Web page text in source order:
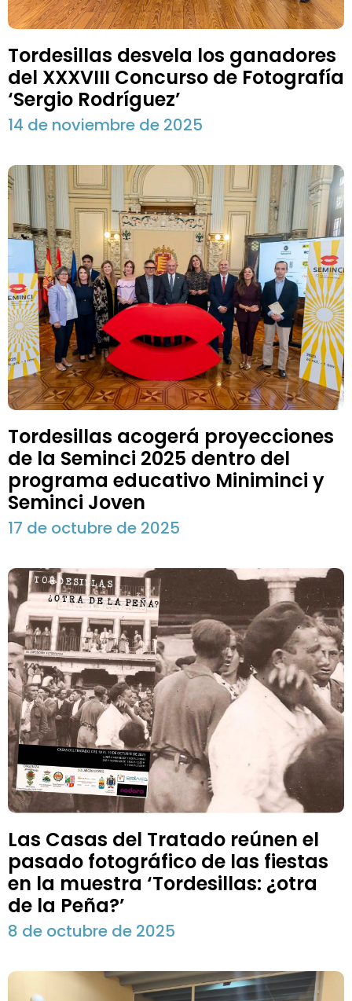
Tordesillas desvela los ganadores
del XXXVIII Concurso de Fotografía
‘Sergio Rodríguez’
14 de noviembre de 2025
Tordesillas acogerá proyecciones
de la Seminci 2025 dentro del
programa educativo Miniminci y
Seminci Joven
17 de octubre de 2025
Las Casas del Tratado reúnen el
pasado fotográfico de las fiestas
en la muestra ‘Tordesillas: ¿otra
de la Peña?’
8 de octubre de 2025